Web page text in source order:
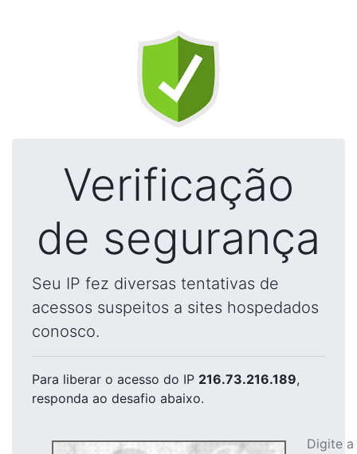
Verificação
de segurança
Seu IP fez diversas tentativas de
acessos suspeitos a sites hospedados
conosco.
Para liberar o acesso do IP 216.73.216.189,
responda ao desafio abaixo.
Digite